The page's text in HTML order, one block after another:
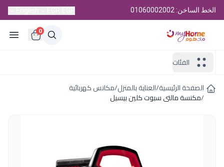
الخط الساخن: 01060002002
0
الفئات
الصفحة الرئيسية/العناية بالمنزل/مكانس كهربائية
/مكنسة مالتى سبوت كلين بيسيل